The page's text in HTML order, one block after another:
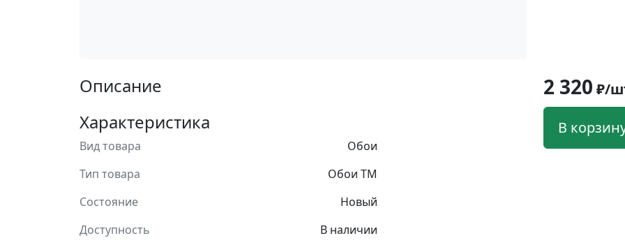
Описание
Характеристика
Вид товара
Обои
Тип товара
Обои ТМ
Состояние
Новый
Доступность
В наличии
2 320 ₽/
В